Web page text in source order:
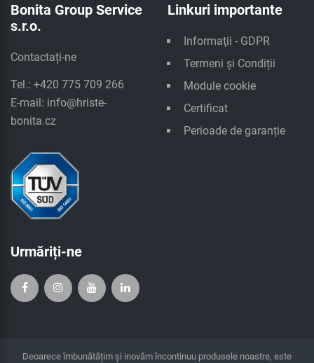
Bonita Group Service
s.r.o.
Contactați-ne
Tel.: +420 775 709 266
E-mail: info@hriste-
bonita.cz
Linkuri importante
Informaţii - GDPR
Termeni și Condiții
Module cookie
Certificat
Perioade de garanție
Urmăriți-ne
Deoarece îmbunătățim și inovăm încontinuu produsele noastre, este